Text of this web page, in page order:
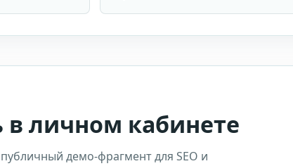
в личном кабинете
демо-фрагмент для SEO и